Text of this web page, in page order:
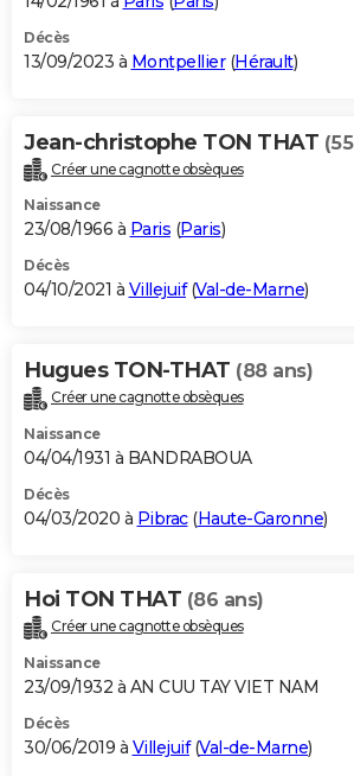
Décès
13/09/2023 à Montpellier(Hérault)
Jean-christophe TON THAT
Créer une cagnotte obsèques
Naissance
23/08/1966 à Paris (Paris)
Décès
04/10/2021 à Villejuif(Val-de-Marne)
Hugues TON-THAT (88 ans)
Créer une cagnotte obsèques
Naissance
04/04/1931 à BANDRABOUA
Décès
04/03/2020 à Pibrac(Haute-Garonne)
Hoi TON THAT (86 ans)
Créer une cagnotte obsèques
Naissance
23/09/1932 à AN CUU TAY VIET NAM
Décès
30/06/2019 à Villejuif(Val-de-Marne)